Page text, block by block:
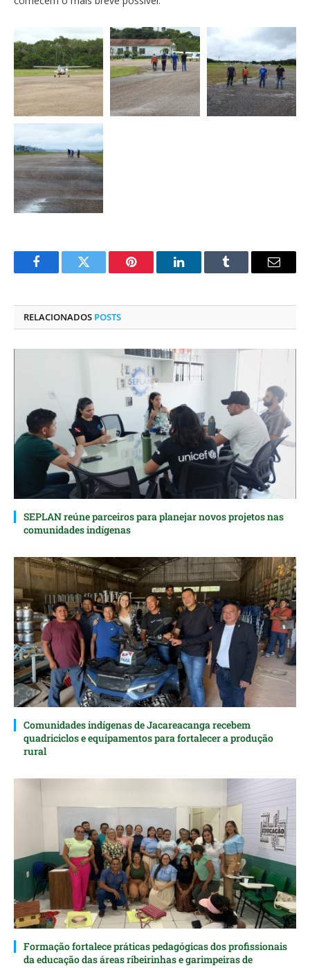
FacebookTwitter Pinterest O
Tumblr
E-
RELACIONADOS POSTS
SEPLAN reúne parceiros para planejar novos projetos nas
comunidades indígenas
Comunidades indígenas de Jacareacanga recebem
quadriciclos e equipamentos para fortalecer a produção
rural
Formação fortalece práticas pedagógicas dos profissionais
da educação das áreas ribeirinhas e garimpeiras de